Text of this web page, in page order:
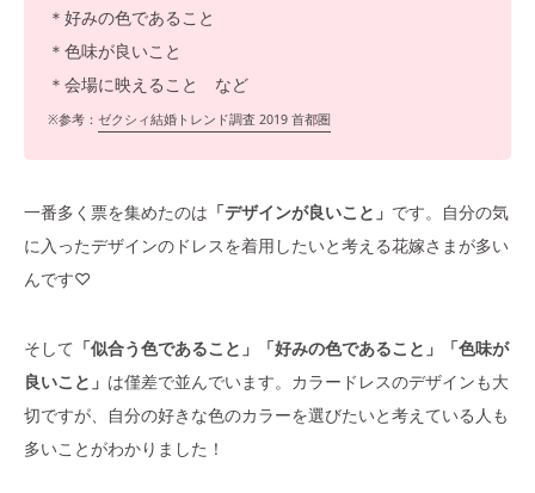
＊好みの色であること
＊色味が良いこと
＊会場に映えること など
※参考： ゼクシィ結婚トレンド調査 2019 首都圏
一番多く票を集めたのは 「デザインが良いこと」 です。自分の気
に入ったデザインのドレスを着用したいと考える花嫁さまが多い
んです♡
そして 「似合う色であること」「好みの色であること」「色味が
良いこと」 は僅差で並んでいます。カラードレスのデザインも大
切ですが、自分の好きな色のカラーを選びたいと考えている人も
多いことがわかりました！